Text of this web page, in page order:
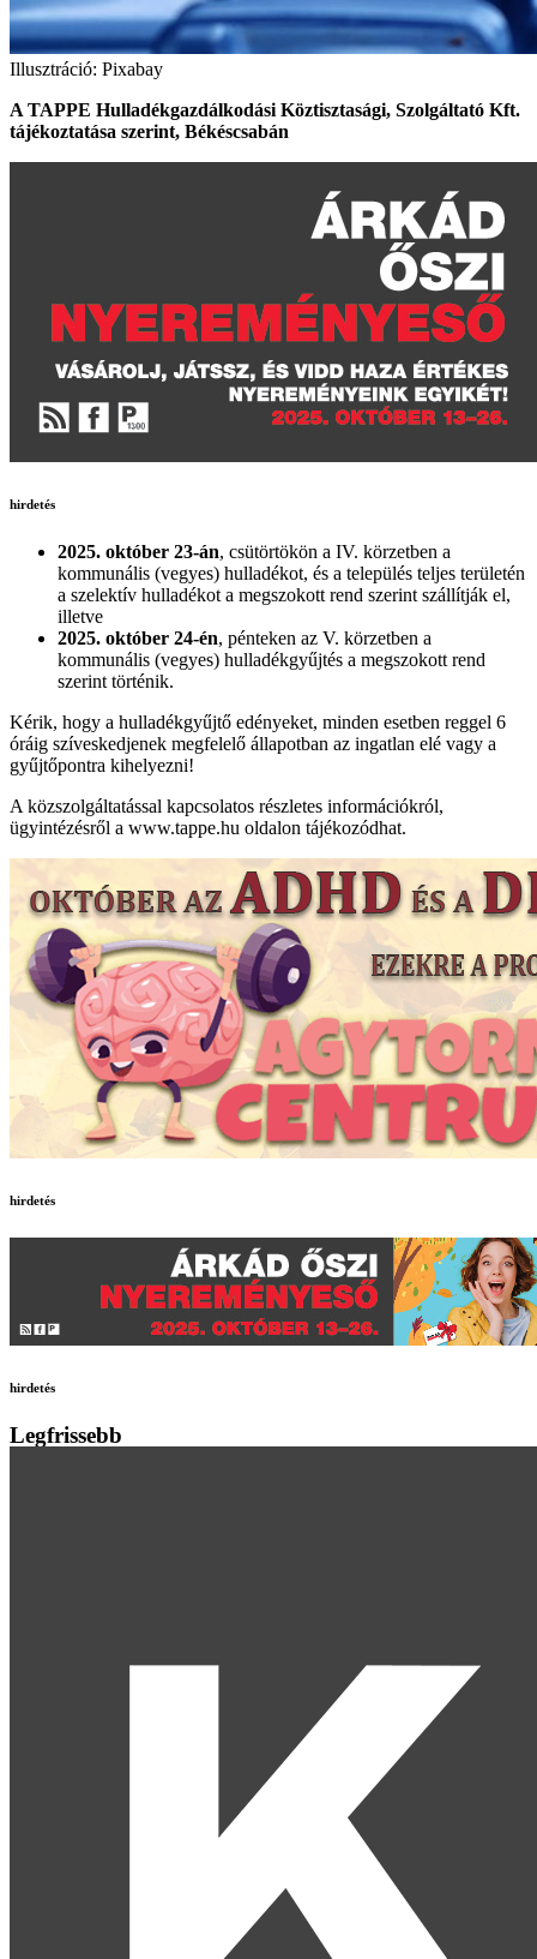
Illusztráció: Pixabay
A TAPPE Hulladékgazdálkodási Köztisztasági, Szolgáltató Kft.
tájékoztatása szerint, Békéscsabán
hirdetés
2025. október 23-án, csütörtökön a IV. körzetben a
kommunális (vegyes) hulladékot, és a település teljes területén
a szelektív hulladékot a megszokott rend szerint szállítják el,
illetve
2025. október 24-én, pénteken az V. körzetben a
kommunális (vegyes) hulladékgyűjtés a megszokott rend
szerint történik.
Kérik, hogy a hulladékgyűjtő edényeket, minden esetben reggel 6
óráig szíveskedjenek megfelelő állapotban az ingatlan elé vagy a
gyűjtőpontra kihelyezni!
A közszolgáltatással kapcsolatos részletes információkról,
ügyintézésről a www.tappe.hu oldalon tájékozódhat.
hirdetés
hirdetés
Legfrissebb